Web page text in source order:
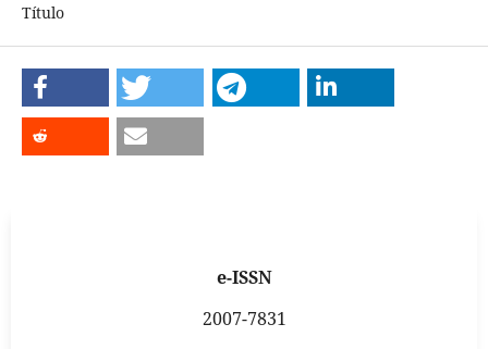
Título
e-ISSN
2007-7831